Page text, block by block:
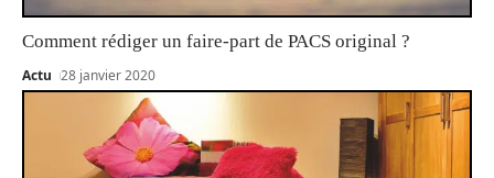
Comment rédiger un faire-part de PACS original ?
Actu 28 janvier 2020